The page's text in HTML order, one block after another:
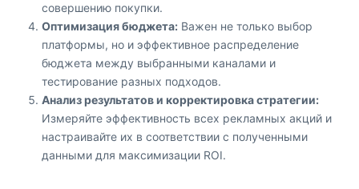
совершению покупки.
Оптимизация бюджета: Важен не только выбор
платформы, но и эффективное распределение
бюджета между выбранными каналами и
тестирование разных подходов.
Анализ результатов и корректировка стратегии:
Измеряйте эффективность всех рекламных акций и
настраивайте их в соответствии с полученными
данными для максимизации ROI.